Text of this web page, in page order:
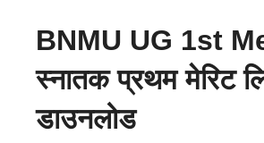
BNMU UG 1st
स्नातक प्रथम मेरिट
डाउनलोड